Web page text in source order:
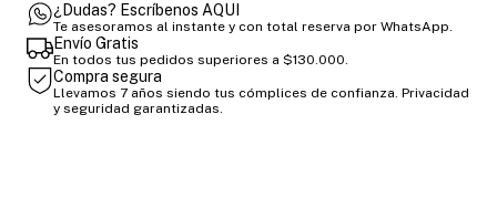
¿Dudas? Escríbenos AQUI
Te asesoramos al instante y con total reserva por WhatsApp.
Envío Gratis
En todos tus pedidos superiores a $130.000.
Compra segura
Llevamos 7 años siendo tus cómplices de confianza. Privacidad
y seguridad garantizadas.